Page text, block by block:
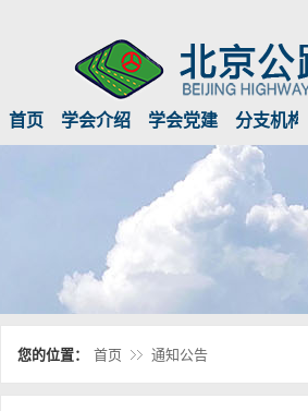
首页 学会介绍 学会党建 分支机构
您的位置： 首页 通知公告